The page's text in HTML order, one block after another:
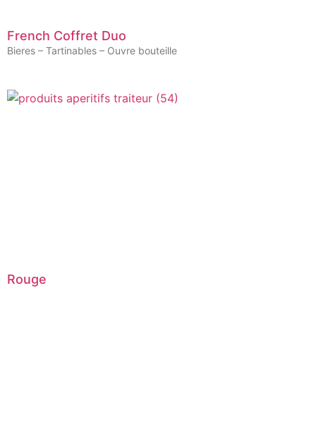
French Coffret Duo
Bieres – Tartinables – Ouvre bouteille
Rouge